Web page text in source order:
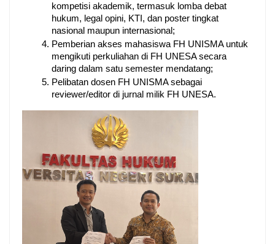
kompetisi akademik, termasuk lomba debat
hukum, legal opini, KTI, dan poster tingkat
nasional maupun internasional;
Pemberian akses mahasiswa FH UNISMA untuk
mengikuti perkuliahan di FH UNESA secara
daring dalam satu semester mendatang;
Pelibatan dosen FH UNISMA sebagai
reviewer/editor di jurnal milik FH UNESA.